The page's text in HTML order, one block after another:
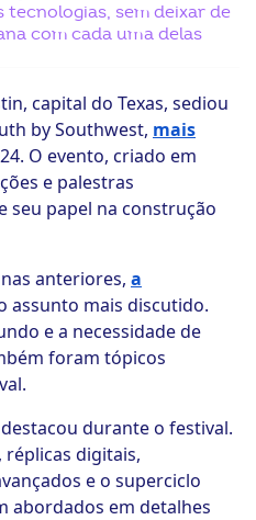
tecnologias, sem deixar de
com cada uma delas
capital do Texas, sediou
by Southwest, mais
O evento, criado em
e palestras
seu papel na construção
anteriores, a
assunto mais discutido.
e a necessidade de
foram tópicos
durante o festival.
, réplicas digitais,
e o superciclo
abordados em detalhes